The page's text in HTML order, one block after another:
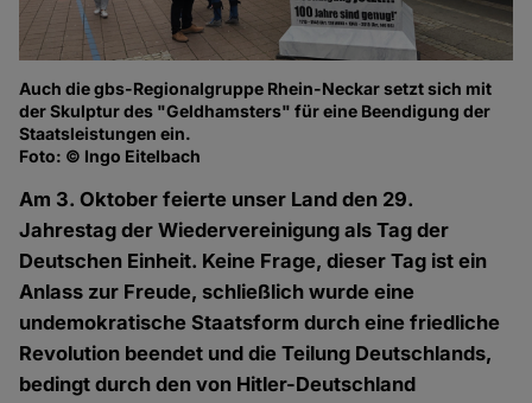
Auch die gbs-Regionalgruppe Rhein-Neckar setzt sich mit
der Skulptur des "Geldhamsters" für eine Beendigung der
Staatsleistungen ein.
Foto: © Ingo Eitelbach
Am 3. Oktober feierte unser Land den 29.
Jahrestag der Wiedervereinigung als Tag der
Deutschen Einheit. Keine Frage, dieser Tag ist ein
Anlass zur Freude, schließlich wurde eine
undemokratische Staatsform durch eine friedliche
Revolution beendet und die Teilung Deutschlands,
bedingt durch den von Hitler-Deutschland